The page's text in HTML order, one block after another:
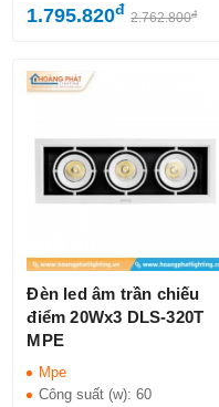
1.795.820đ 2.762.800đ
Đèn led âm trần chiếu
điểm 20Wx3 DLS-320T
MPE
Mpe
Công suất (w):60